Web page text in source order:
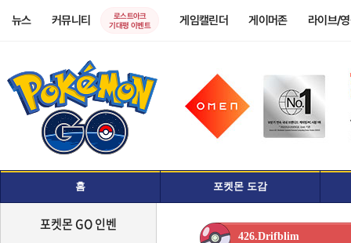
뉴스 커뮤니티
로스트아크
기대평 이벤트
게임캘린더 게이머존 라이브/
홈 포켓몬 도감
포켓몬 GO 인벤
426.Drifblim